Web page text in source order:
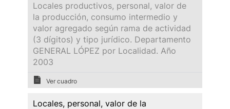
Locales productivos, personal, valor de
la producción, consumo intermedio y
valor agregado según rama de actividad
(3 dígitos) y tipo jurídico. Departamento
GENERAL LÓPEZ por Localidad. Año
2003
Ver cuadro
Locales, personal, valor de la